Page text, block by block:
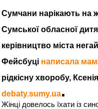
Сумчани нарікають на
Сумської обласної
керівництво міста
Фейсбуці написала
рідкісну хворобу,
debaty.sumy.ua.
Жінці довелось їхати із